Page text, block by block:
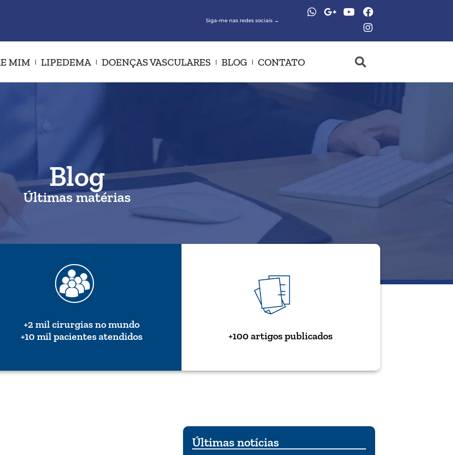
Siga-me nas redes sociais →
MIM LIPEDEMA DOENÇAS VASCULARES BLOG CONTATO
Blog
Últimas matérias
+2 mil cirurgias no mundo
+10 mil pacientes atendidos
+100 artigos publicados
Últimas notícias